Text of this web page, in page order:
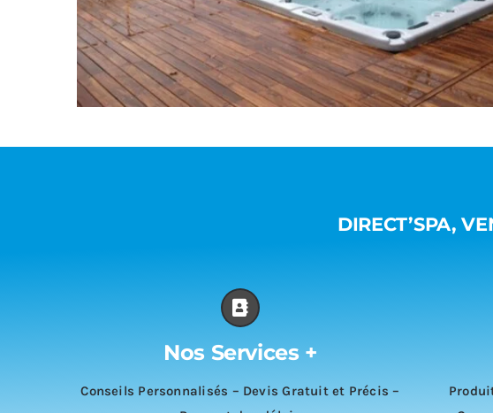
DIRECT’SPA,
Nos Services +
Conseils Personnalisés – Devis Gratuit et Précis –